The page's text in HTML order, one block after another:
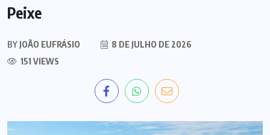
Peixe
BY JOÃO EUFRÁSIO
8 DE JULHO DE 2026
151 VIEWS